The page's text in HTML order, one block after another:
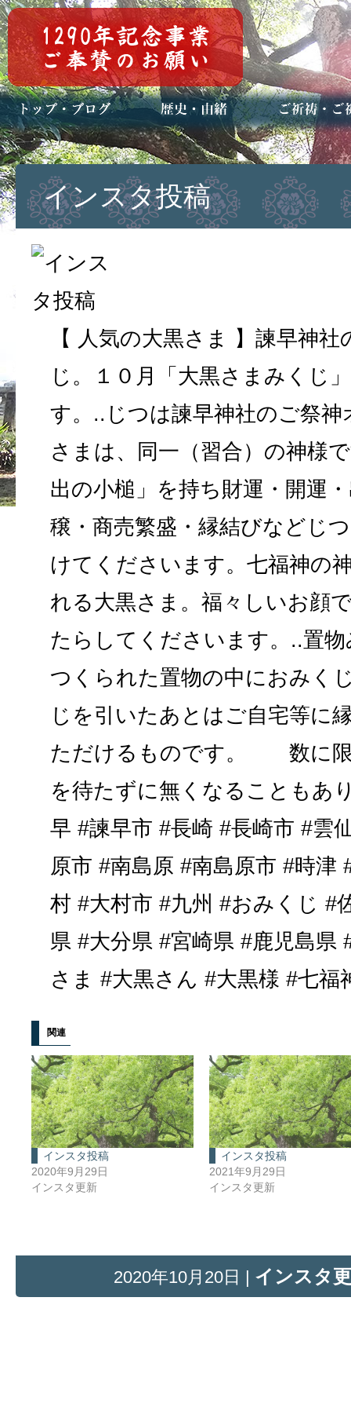
トップページ
ブログ(日々八百万)
お知らせ一覧 歴史・ご祭神
年中行事
メディア掲載 ご祈祷・ご祈
安産祈願
初宮参り
七五三詣
長寿のお祝い
神前結婚式
厄祓い・方位
車のお祓い
地鎮祭
神葬祭（神式
インスタ投稿
【 人気の大黒さま 】諫早神
じ。１０月「大黒さまみくじ
す。..じつは諫早神社のご祭
さまは、同一（習合）の神様
出の小槌」を持ち財運・開運
穣・商売繁盛・縁結びなどじ
けてくださいます。七福神の
れる大黒さま。福々しいお顔
たらしてくださいます。..置
つくられた置物の中におみく
じを引いたあとはご自宅等に
ただけるものです。 数に限
を待たずに無くなることもあ
早 #諫早市 #長崎 #長崎市 #雲
原市 #南島原 #南島原市 #時津
村 #大村市 #九州 #おみくじ #
県 #大分県 #宮崎県 #鹿児島県
さま #大黒さん #大黒様 #七福
関連
インスタ投稿
2020年9月29日
インスタ更新
インスタ投稿
2021年9月29日
インスタ更新
2020年10月20日 | インスタ